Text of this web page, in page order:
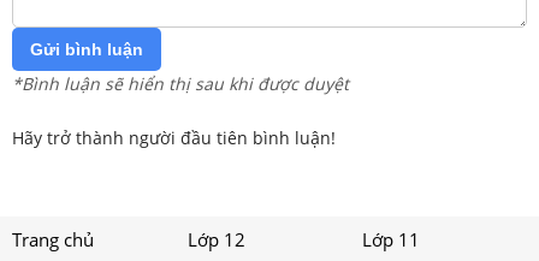
Gửi bình luận
*Bình luận sẽ hiển thị sau khi được duyệt
Hãy trở thành người đầu tiên bình luận!
Trang chủ Lớp 12
Lớp 11